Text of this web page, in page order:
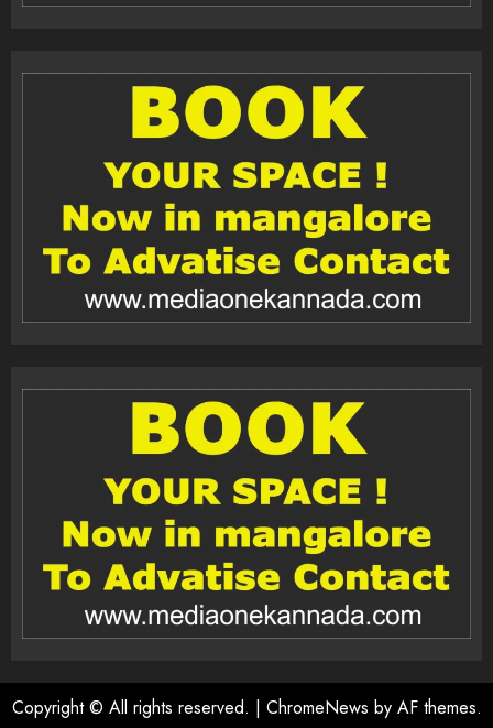
Copyright © All rights reserved. | ChromeNews by AF themes.